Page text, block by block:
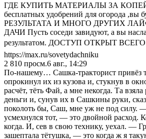
ГДЕ КУПИТЬ МАТЕРИАЛЫ ЗА
бесплатных удобрений для огорода ,вы
РЕЗУЛЬТАТА И МНОГО ДРУГИХ
ДАЧИ Пусть соседи завидуют, а вы
результатом. ДОСТУП ОТКРЫТ
https://max.ru/sovetydachniku
2 810 просм.6 авг., 14:29
По‑нашему… Сашка‑тракторист привёз
опрокинул их из кузова и, стукнув в
расчёт, тёть Фай, а мне некогда. Та
деньги и, сунув их в Сашкины руки,
поколоть бы, Саш, мне уж не под силу.
усмехнулся тот, — это двойной расход.
когда. И, сев в свою технику, уехал. —
зашептала тётушка, — это когда ж я